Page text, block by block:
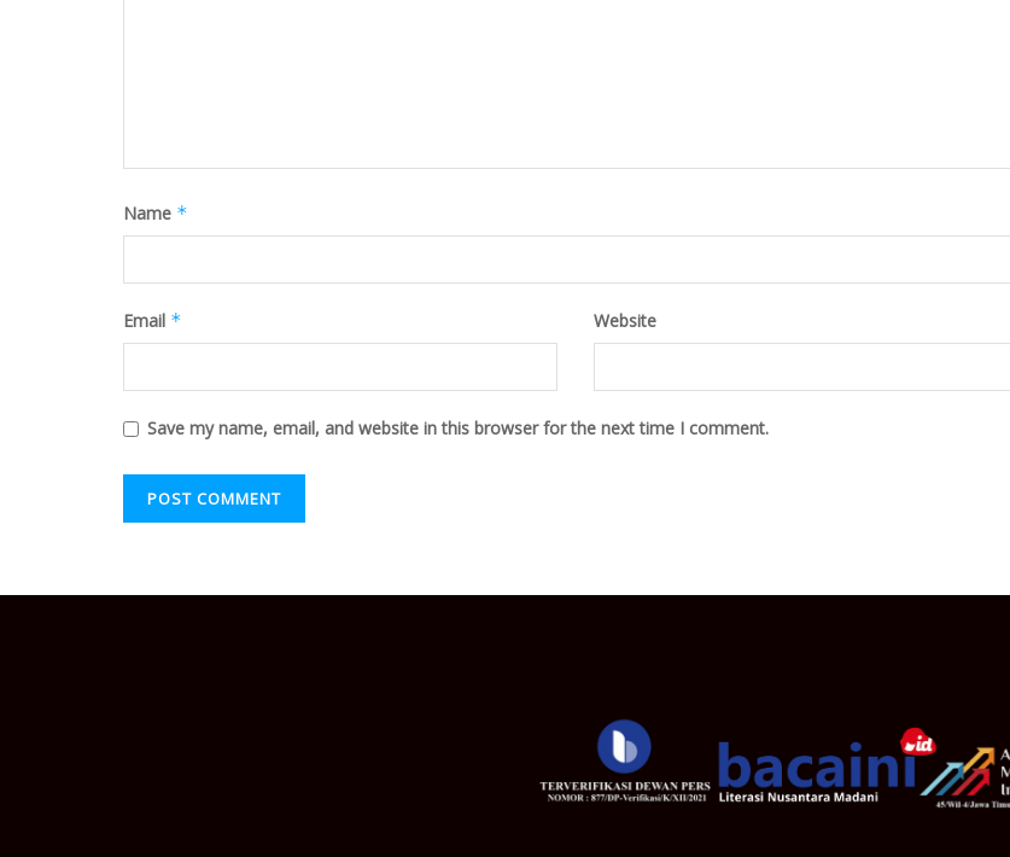
Name *
Email * Website
Save my name, email, and website in this browser for the next time I comment.